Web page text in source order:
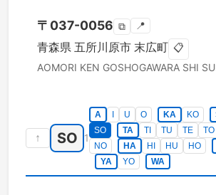
〒 037-0056 ⧉ 📍
青森県 五所川原市 末広町 📋
AOMORI KEN GOSHOGAWARA SHI
↑ SO 1
A U O KA KO
SO
TA TI TU TE TO
NO
HA HI HU HO
YA
YO WA